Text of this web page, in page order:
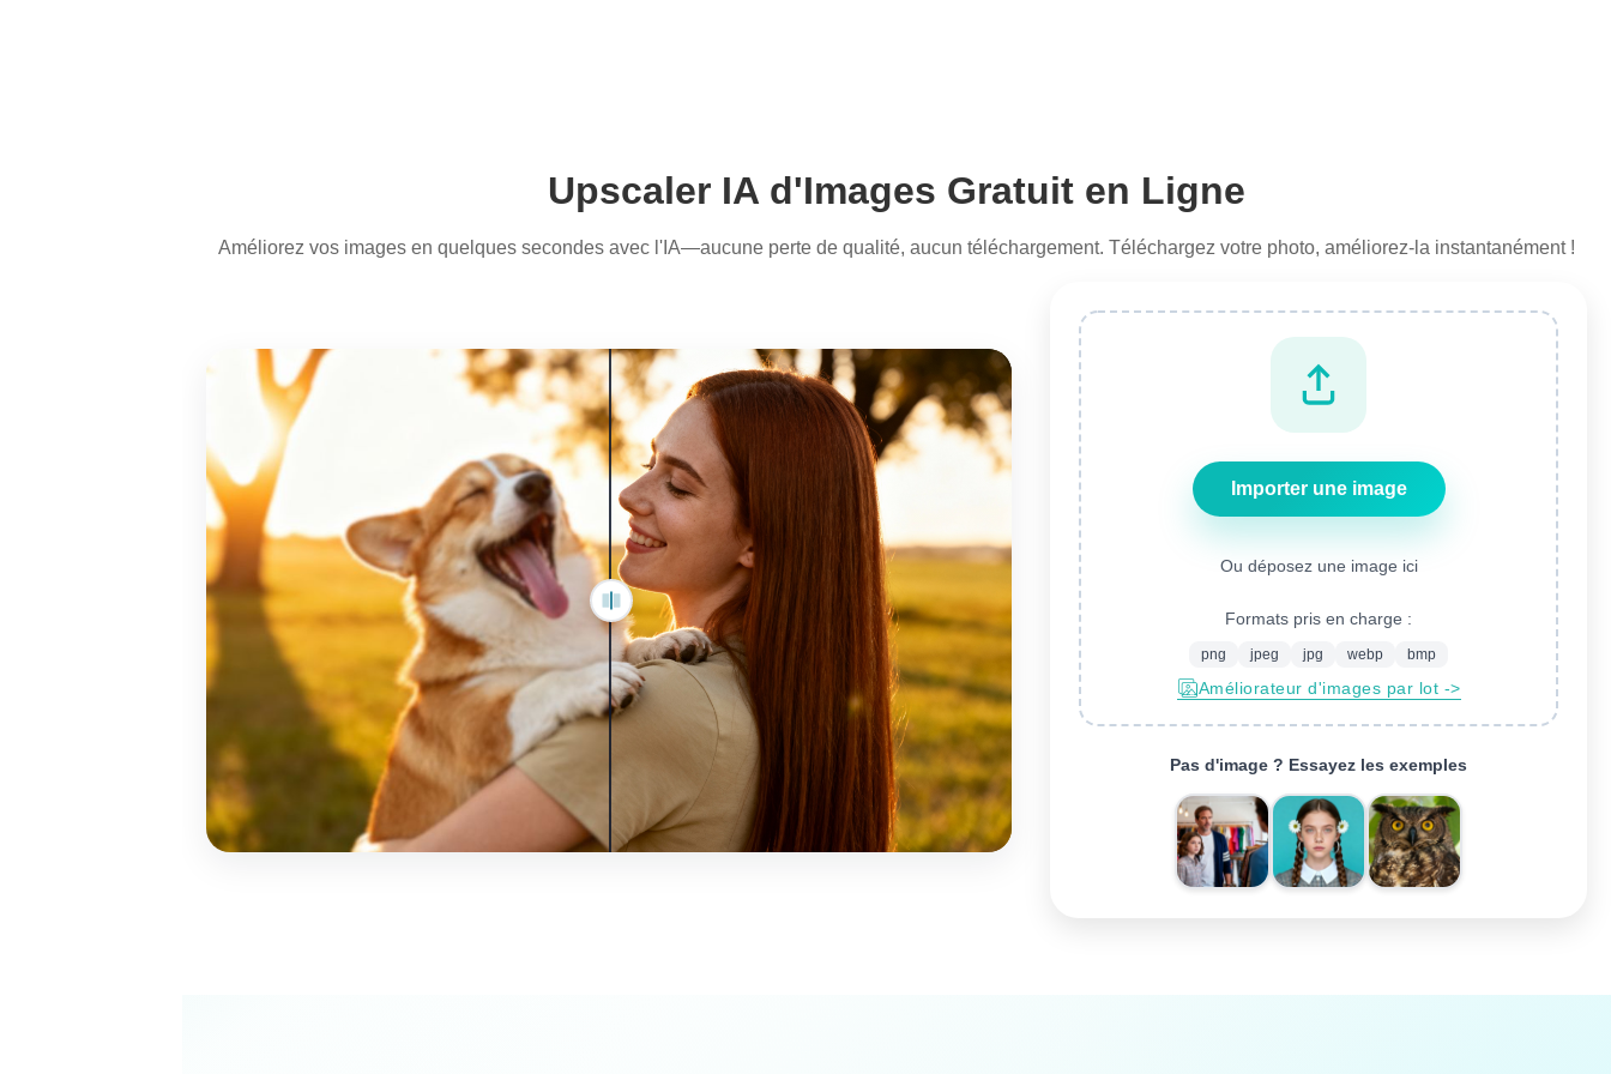
Upscaler IA d'Images Gratuit en Ligne
Améliorez vos images en quelques secondes avec l'IA—aucune perte de qualité, aucun téléchargement. Téléchargez votre photo, améliorez-la instantanément !
Importer une image
Ou déposez une image ici
Formats pris en charge :
png jpeg jpg webp bmp
Améliorateur d'images par lot ->
Pas d'image ? Essayez les exemples